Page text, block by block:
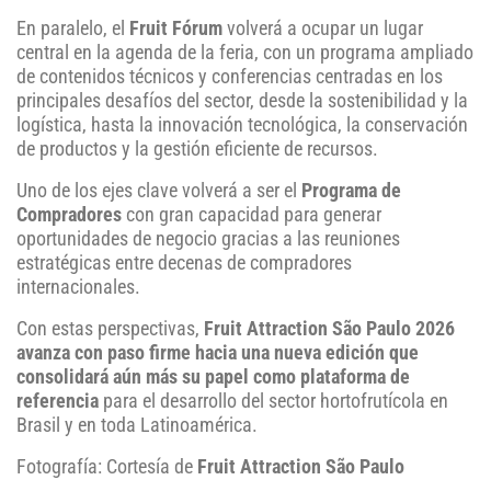
En paralelo, el Fruit Fórum volverá a ocupar un lugar
central en la agenda de la feria, con un programa ampliado
de contenidos técnicos y conferencias centradas en los
principales desafíos del sector, desde la sostenibilidad y la
logística, hasta la innovación tecnológica, la conservación
de productos y la gestión eficiente de recursos.
Uno de los ejes clave volverá a ser el Programa de
Compradores con gran capacidad para generar
oportunidades de negocio gracias a las reuniones
estratégicas entre decenas de compradores
internacionales.
Con estas perspectivas, Fruit Attraction São Paulo 2026
avanza con paso firme hacia una nueva edición que
consolidará aún más su papel como plataforma de
referencia para el desarrollo del sector hortofrutícola en
Brasil y en toda Latinoamérica.
Fotografía: Cortesía de Fruit Attraction São Paulo